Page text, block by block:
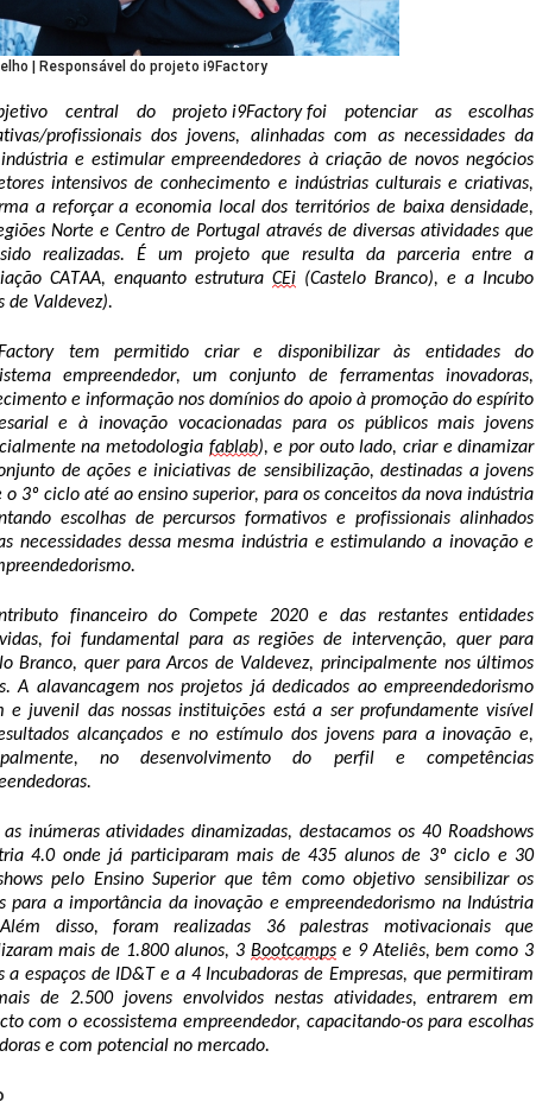
| Responsável do projeto i9Factory
central do projeto i9Factory foi potenciar as escolhas
profissionais dos jovens, alinhadas com as necessidades da
e estimular empreendedores à criação de novos negócios
a reforçar a economia local dos territórios de baixa densidade,
Norte e Centro de Portugal através de diversas atividades que
realizadas. É um projeto que resulta da parceria entre a
CATAA, enquanto estrutura CEi (Castelo Branco), e a Incubo
de Valdevez).
tem permitido criar e disponibilizar às entidades do
empreendedor, um conjunto de ferramentas inovadoras,
e informação nos domínios do apoio à promoção do espírito
e à inovação vocacionadas para os públicos mais jovens
na metodologia fablab), e por outo lado, criar e dinamizar
de ações e iniciativas de sensibilização, destinadas a jovens
o 3º ciclo até ao ensino superior, para os conceitos da nova indústria
escolhas de percursos formativos e profissionais alinhados
necessidades dessa mesma indústria e estimulando a inovação e
financeiro do Compete 2020 e das restantes entidades
foi fundamental para as regiões de intervenção, quer para
Branco, quer para Arcos de Valdevez, principalmente nos últimos
A alavancagem nos projetos já dedicados ao empreendedorismo
e juvenil das nossas instituições está a ser profundamente
alcançados e no estímulo dos jovens para a inovação e,
, no desenvolvimento do perfil e competências
.
as inúmeras atividades dinamizadas, destacamos os 40 Roadshows
4.0 onde já participaram mais de 435 alunos de 3º ciclo e 30
pelo Ensino Superior que têm como objetivo sensibilizar os
para a importância da inovação e empreendedorismo na Indústria
disso, foram realizadas 36 palestras motivacionais que
mais de 1.800 alunos, 3 Bootcamps e 9 Ateliês, bem como
a espaços de ID&T e a 4 Incubadoras de Empresas, que permitiram
de 2.500 jovens envolvidos nestas atividades, entrarem em
com o ecossistema empreendedor,
e com potencial no mercado.